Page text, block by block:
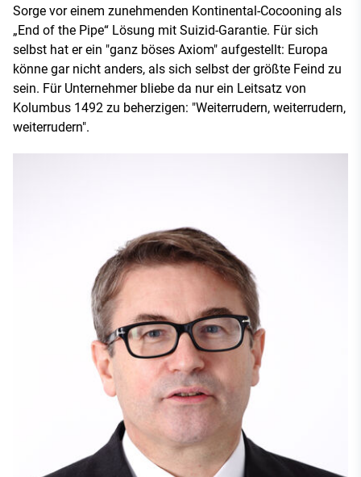
Sorge vor einem zunehmenden Kontinental-Cocooning als
„End of the Pipe“ Lösung mit Suizid-Garantie. Für sich
selbst hat er ein "ganz böses Axiom" aufgestellt: Europa
könne gar nicht anders, als sich selbst der größte Feind zu
sein. Für Unternehmer bliebe da nur ein Leitsatz von
Kolumbus 1492 zu beherzigen: "Weiterrudern, weiterrudern,
weiterrudern".